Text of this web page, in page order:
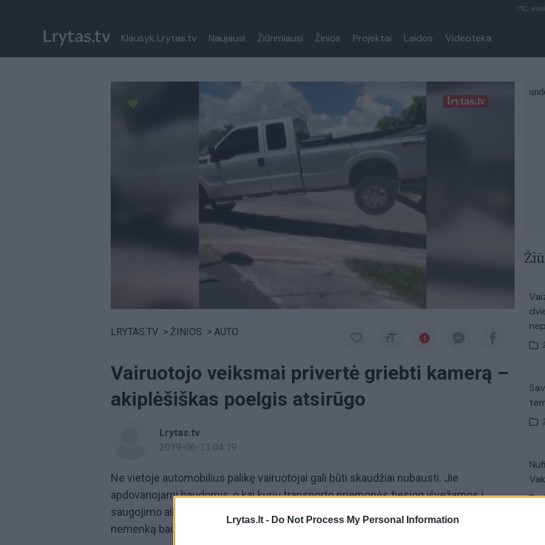
Lrytas.lt - Do Not Process My Personal Information
1°C,
Klausyk Lrytas.tv Naujausi Žiūrimiausi Žinios Projektai Laidos Videoteka
LRYTAS.TV > ŽINIOS > AUTO
Vairuotojo veiksmai privertė griebti kamerą –
akiplėšiškas poelgis atsirūgo
Lrytas.tv
2019-06-13 04:19
Ne vietoje automobilius palikę vairuotojai gali būti skaudžiai nubausti. Jie
apdovanojami baudomis, o kai kurių transporto priemonės tiesiog išvežamos į
saugojimo aikšteles, iš kurių pasiimti transporto priemonę galima tik susimokėjus
nemenką baudą.